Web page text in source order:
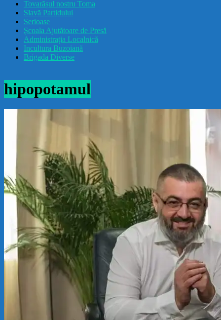
drăcușorulbuzoian
Tovarășul nostru Toma
Slavă Partidului
Serioase
Școala Ajutătoare de Presă
Administrația Localnică
Incultura Buzoiană
Brigada Diverse
hipopotamul